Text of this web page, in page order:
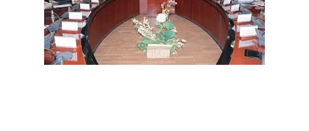
الجيزة
الاسكندرية